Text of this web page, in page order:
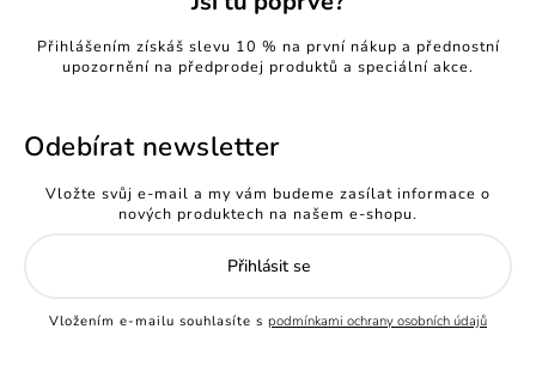
Přihlášením získáš slevu 10 % na první nákup a přednostní
upozornění na předprodej produktů a speciální akce.
Odebírat newsletter
Vložte svůj e-mail a my vám budeme zasílat informace o
nových produktech na našem e-shopu.
Vložením e-mailu souhlasíte s podmínkami ochrany osobních údajů
Přihlásit se